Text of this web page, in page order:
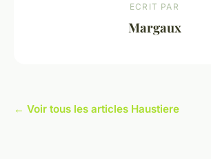
ECRIT PAR
Margaux
← Voir tous les articles Haustiere